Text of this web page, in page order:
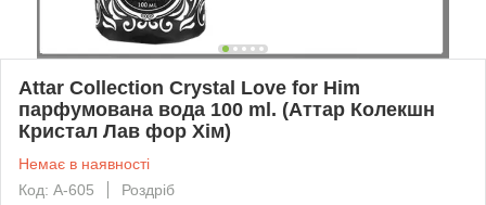
Attar Collection Crystal Love for Him
парфумована вода 100 ml. (Аттар Колекшн
Кристал Лав фор Хім)
Немає в наявності
Код: A-605
Роздріб